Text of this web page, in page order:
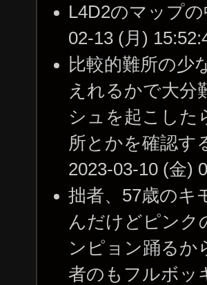
L4D2のマップ
02-13 (月)
比較的難所の少
えれるかで大
シュを起こした
所とかを確認す
2023-03-10 (金)
拙者、57歳のキ
んだけどピンク
ンピョン踊るか
者のもフルボッ